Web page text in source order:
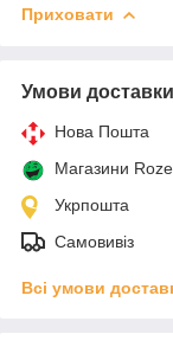
Приховати
Умови доставки
Нова Пошта
Магазини
Укрпошта
Самовивіз
Всі умови